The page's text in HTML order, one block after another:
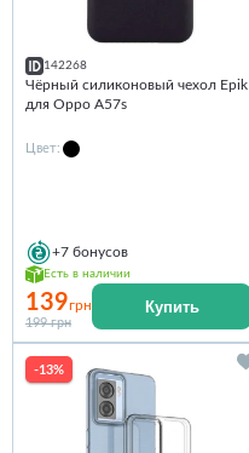
142268
Чёрный силиконовый чехол Epik
для Oppo A57s
Цвет:
+7 бонусов
Есть в наличии
139грн
199 грн
Купить
-13%